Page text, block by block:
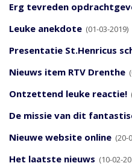
Erg tevreden
Leuke anekdote (01-03-2019)
Presentatie St.Henricus
Nieuws item RTV Drenthe
Ontzettend leuke reactie!
De missie van dit
Nieuwe website online (20-
Het laatste nieuws (10-02-